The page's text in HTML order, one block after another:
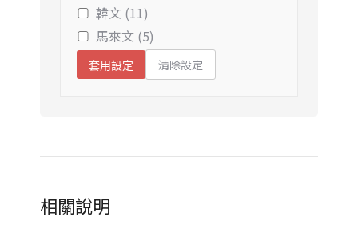
韓文 (11)
馬來文 (5)
套用設定 清除設定
相關說明